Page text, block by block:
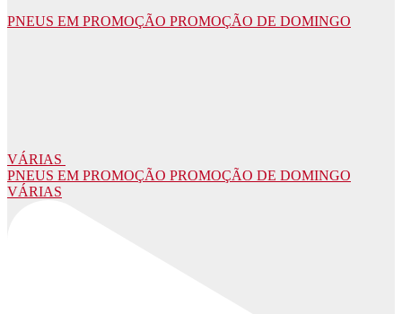
PNEUS EM PROMOÇÃO PROMOÇÃO DE DOMINGO
VÁRIAS
PNEUS EM PROMOÇÃO PROMOÇÃO DE DOMINGO
VÁRIAS